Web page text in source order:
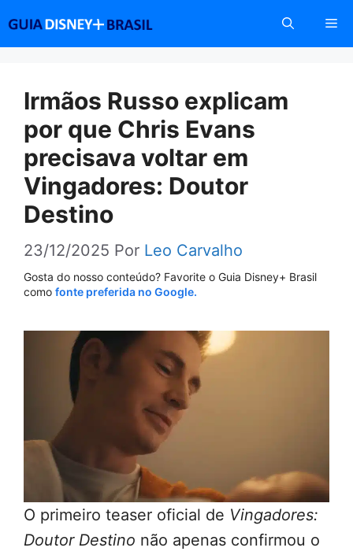
conteúdo
Irmãos Russo explicam
por que Chris Evans
precisava voltar em
Vingadores: Doutor
Destino
23/12/2025 Por Leo Carvalho
Gosta do nosso conteúdo? Favorite o Guia Disney+ Brasil
como fonte preferida no Google.
O primeiro teaser oficial de Vingadores:
Doutor Destino não apenas confirmou o